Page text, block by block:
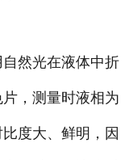
然光在液体中折
，测量时液相为
度大、鲜明，因